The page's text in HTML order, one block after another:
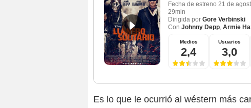
Fecha de estreno 21 de
29min
Dirigida por Gore Verbinski
Con Johnny Depp, Armie
Medios
2,4
Usuarios
3,0
Es lo que le ocurrió al wéstern más